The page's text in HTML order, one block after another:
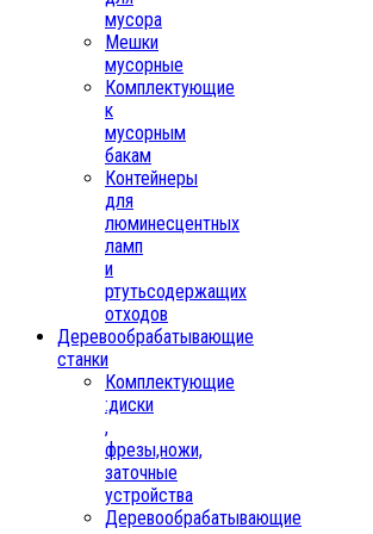
мусора
Мешки
мусорные
Комплектующие
к
мусорным
бакам
Контейнеры
для
люминесцентных
ламп
и
ртутьсодержащих
отходов
Деревообрабатывающие
станки
Комплектующие
:диски
,
фрезы,ножи,
заточные
устройства
Деревообрабатывающие